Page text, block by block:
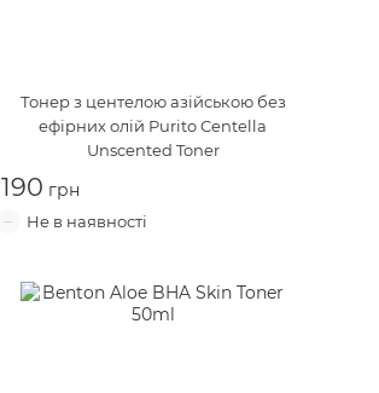
Тонер з центелою азійською без
ефірних олій Purito Centella
Unscented Toner
190